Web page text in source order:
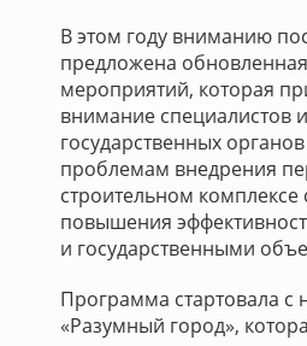
В этом году вниманию
предложена
мероприятий, которая
внимание специалистов
государственных
проблемам внедрения
строительном
повышения
и государственными
Программа стартовала
«Разумный город»,